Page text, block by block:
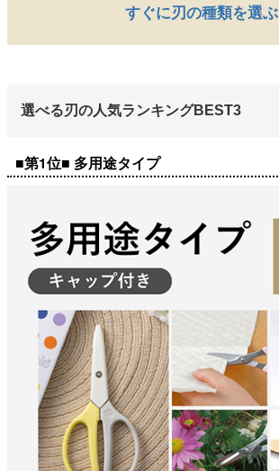
すぐに刃の種類を選ぶ
選べる刃の人気ランキングBEST3
■第1位■ 多用途タイプ